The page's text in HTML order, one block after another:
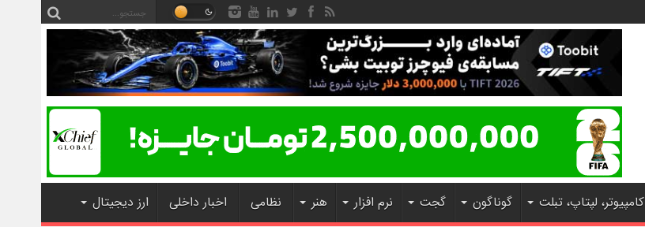
کامپیوتر، لپتاپ، تبلت گوناگون گجت نرم افزار هنر نظامی اخبار داخلی ارز دیجیتال